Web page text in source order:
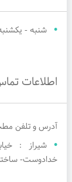
شنبه -
اطلاعات
آدرس و تلفن
شیراز :
خدادوست-